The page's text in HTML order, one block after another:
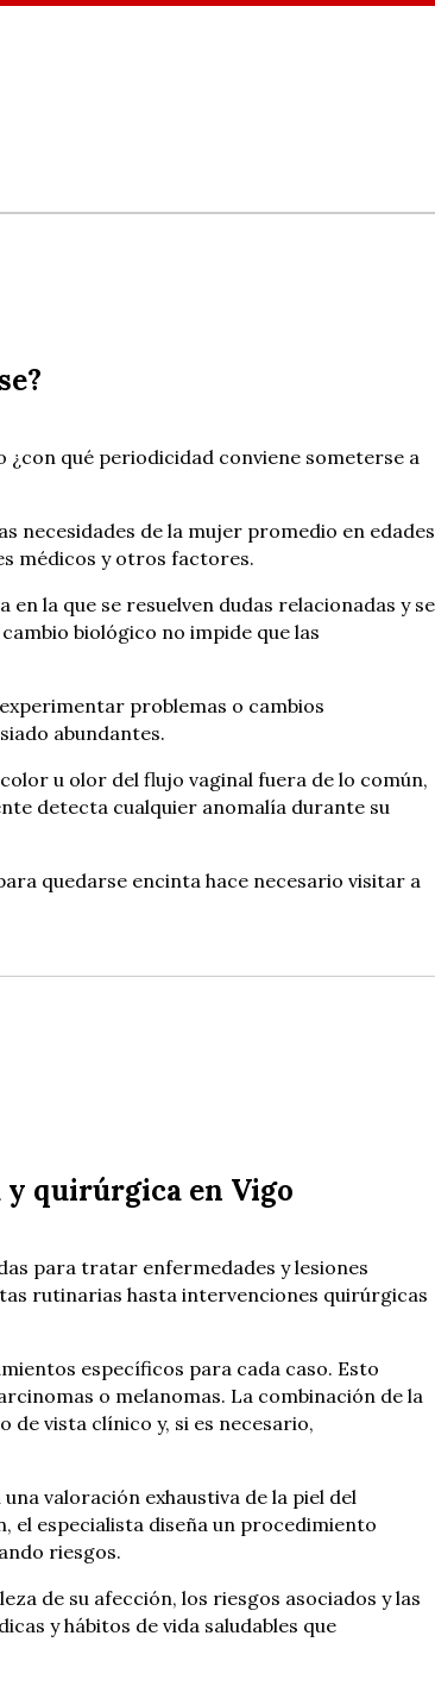
qué periodicidad conviene someterse a
necesidades de la mujer promedio en edades
médicos y otros factores.
la que se resuelven dudas relacionadas y se
biológico no impide que las
problemas o cambios
abundantes.
u olor del flujo vaginal fuera de lo común,
detecta cualquier anomalía durante su
quedarse encinta hace necesario visitar a
quirúrgica en Vigo
para tratar enfermedades y lesiones
rutinarias hasta intervenciones quirúrgicas
específicos para cada caso. Esto
o melanomas. La combinación de la
vista clínico y, si es necesario,
valoración exhaustiva de la piel del
especialista diseña un procedimiento
riesgos.
de su afección, los riesgos asociados y las
y hábitos de vida saludables que